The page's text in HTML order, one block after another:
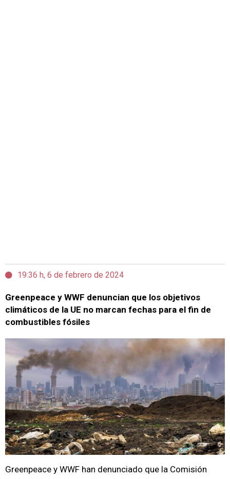
19:36 h, 6 de febrero de 2024
Greenpeace y WWF denuncian que los objetivos
climáticos de la UE no marcan fechas para el fin de
combustibles fósiles
Greenpeace y WWF han denunciado que la Comisión